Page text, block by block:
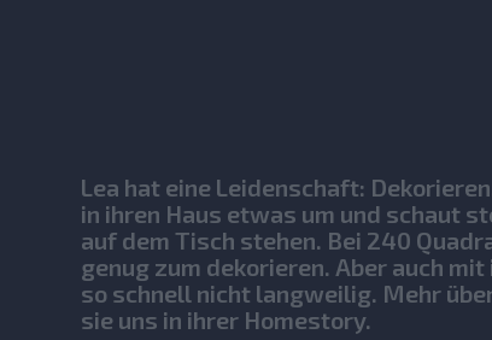
Lea hat eine Leidenschaft:
in ihren Haus etwas um und schaut
auf dem Tisch stehen. Bei 240
genug zum dekorieren. Aber auch
so schnell nicht langweilig. Mehr
sie uns in ihrer Homestory.